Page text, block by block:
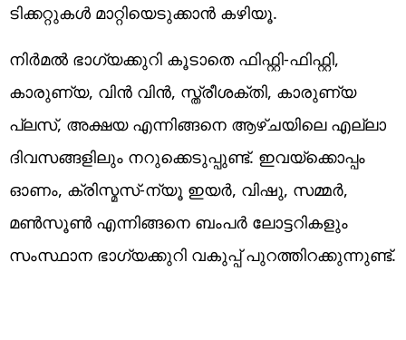
ടിക്കറ്റുകൾ മാറ്റിയെടുക്കാൻ കഴിയൂ.
നിർമൽ ഭാഗ്യക്കുറി കൂടാതെ ഫിഫ്റ്റി-ഫിഫ്റ്റി,
കാരുണ്യ, വിൻ വിൻ, സ്ത്രീശക്തി, കാരുണ്യ
പ്ലസ്, അക്ഷയ എന്നിങ്ങനെ ആഴ്ചയിലെ എല്ലാ
ദിവസങ്ങളിലും നറുക്കെടുപ്പുണ്ട്. ഇവയ്ക്കൊപ്പം
ഓണം, ക്രിസ്മസ്-ന്യൂ ഇയർ, വിഷു, സമ്മർ,
മൺസൂൺ എന്നിങ്ങനെ ബംപർ ലോട്ടറികളും
സംസ്ഥാന ഭാഗ്യക്കുറി വകുപ്പ് പുറത്തിറക്കുന്നുണ്ട്.